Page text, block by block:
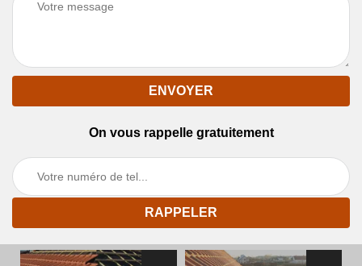
On vous rappelle gratuitement